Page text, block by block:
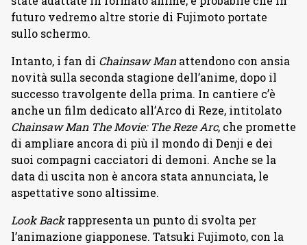
futuro vedremo altre storie di Fujimoto portate
sullo schermo.
Intanto, i fan di Chainsaw Manattendono con ansia
novità sulla seconda stagione dell’anime, dopo il
successo travolgente della prima. In cantiere c’è
anche un film dedicato all’Arco di Reze, intitolato
Chainsaw Man The Movie: The Reze Arc, che promette
di ampliare ancora di più il mondo di Denji e dei
suoi compagni cacciatori di demoni. Anche se la
data di uscita non è ancora stata annunciata, le
aspettative sono altissime.
Look Backrappresenta un punto di svolta per
l’animazione giapponese. Tatsuki Fujimoto, con la